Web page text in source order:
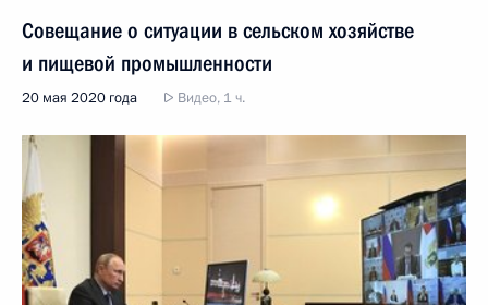
Совещание о ситуации в сельском хозяйстве
и пищевой промышленности
20 мая 2020 года Видео, 1 ч.